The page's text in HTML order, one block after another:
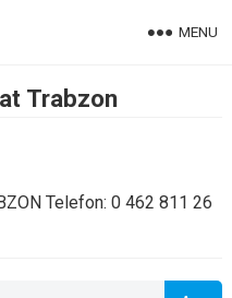
Trabzon
MENU
Telefon: 0 462 811 26